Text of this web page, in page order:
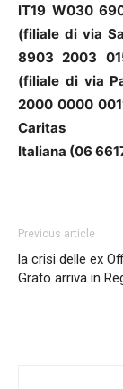
IT19 W030
(filiale di via
8903 2003
(filiale di via
2000 0000
Caritas
Italiana (06
Previous article
la crisi delle ex
Grato arriva in